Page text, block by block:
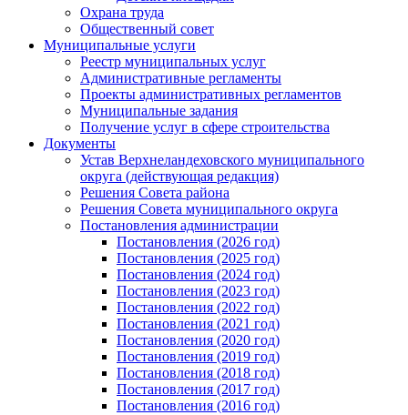
Охрана труда
Общественный совет
Муниципальные услуги
Реестр муниципальных услуг
Административные регламенты
Проекты административных регламентов
Муниципальные задания
Получение услуг в сфере строительства
Документы
Устав Верхнеландеховского муниципального
округа (действующая редакция)
Решения Совета района
Решения Совета муниципального округа
Постановления администрации
Постановления (2026 год)
Постановления (2025 год)
Постановления (2024 год)
Постановления (2023 год)
Постановления (2022 год)
Постановления (2021 год)
Постановления (2020 год)
Постановления (2019 год)
Постановления (2018 год)
Постановления (2017 год)
Постановления (2016 год)